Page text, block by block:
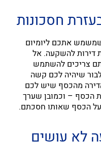
חסכונות
אתכם ליומיום
דירות להשקעה. אל
צריכים להשתמש
שיהיה לכם קשה
מהכסף שיש לכם
הכסף – וכמובן שערך
על הכסף שאותו חסכתם.
לא עושים